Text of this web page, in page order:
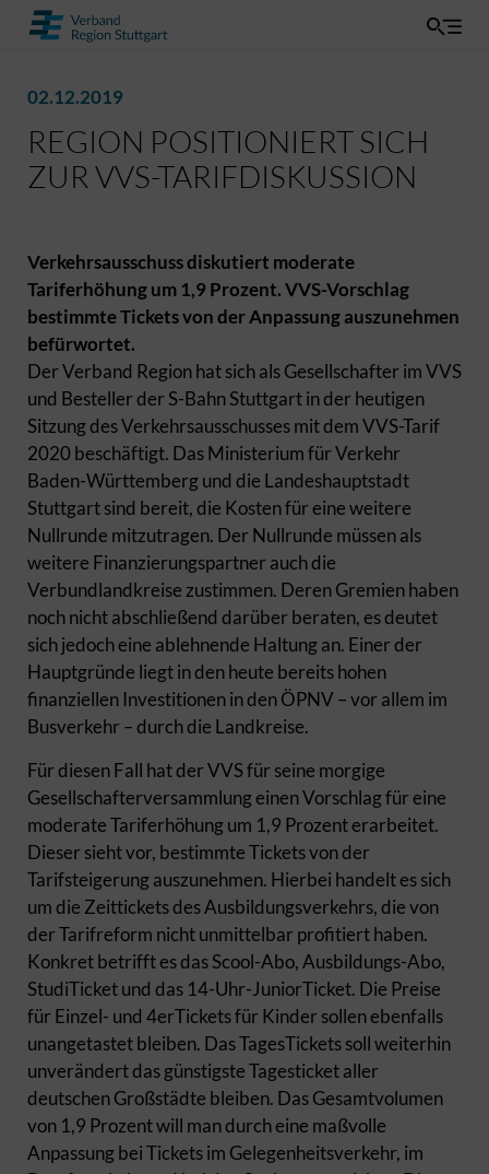
02.12.2019
REGION POSITIONIERT SICH
ZUR VVS-TARIFDISKUSSION
Verkehrsausschuss diskutiert moderate
Tariferhöhung um 1,9 Prozent. VVS-Vorschlag
bestimmte Tickets von der Anpassung auszunehmen
befürwortet.
Der Verband Region hat sich als Gesellschafter im VVS
und Besteller der S-Bahn Stuttgart in der heutigen
Sitzung des Verkehrsausschusses mit dem VVS-Tarif
2020 beschäftigt. Das Ministerium für Verkehr
Baden-Württemberg und die Landeshauptstadt
Stuttgart sind bereit, die Kosten für eine weitere
Nullrunde mitzutragen. Der Nullrunde müssen als
weitere Finanzierungspartner auch die
Verbundlandkreise zustimmen. Deren Gremien haben
noch nicht abschließend darüber beraten, es deutet
sich jedoch eine ablehnende Haltung an. Einer der
Hauptgründe liegt in den heute bereits hohen
finanziellen Investitionen in den ÖPNV – vor allem im
Busverkehr – durch die Landkreise.
Für diesen Fall hat der VVS für seine morgige
Gesellschafterversammlung einen Vorschlag für eine
moderate Tariferhöhung um 1,9 Prozent erarbeitet.
Dieser sieht vor, bestimmte Tickets von der
Tarifsteigerung auszunehmen. Hierbei handelt es sich
um die Zeittickets des Ausbildungsverkehrs, die von
der Tarifreform nicht unmittelbar profitiert haben.
Konkret betrifft es das Scool-Abo, Ausbildungs-Abo,
StudiTicket und das 14-Uhr-JuniorTicket. Die Preise
für Einzel- und 4erTickets für Kinder sollen ebenfalls
unangetastet bleiben. Das TagesTickets soll weiterhin
unverändert das günstigste Tagesticket aller
deutschen Großstädte bleiben. Das Gesamtvolumen
von 1,9 Prozent will man durch eine maßvolle
Anpassung bei Tickets im Gelegenheitsverkehr, im